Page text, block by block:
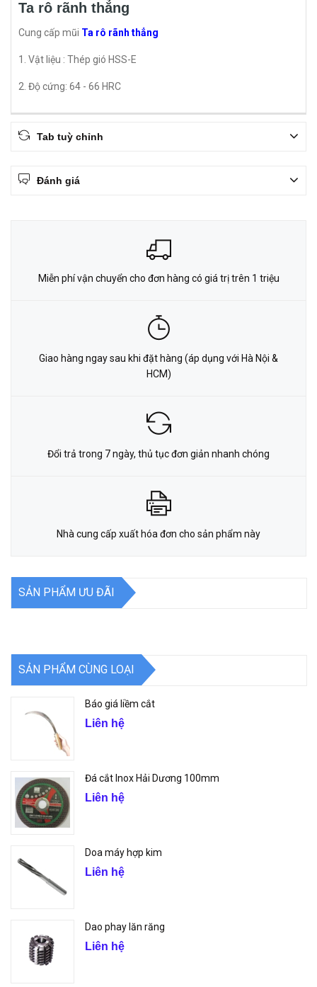
Ta rô rãnh thẳng
Cung cấp mũi Ta rô rãnh thẳng
1. Vật liệu : Thép gió HSS-E
2. Độ cứng: 64 - 66 HRC
Tab tuỳ chỉnh
Đánh giá
Miễn phí vận chuyển cho đơn hàng có giá trị trên 1 triệu
Giao hàng ngay sau khi đặt hàng (áp dụng với Hà Nội &
HCM)
Đổi trả trong 7 ngày, thủ tục đơn giản nhanh chóng
Nhà cung cấp xuất hóa đơn cho sản phẩm này
SẢN PHẨM ƯU ĐÃI
SẢN PHẨM CÙNG LOẠI
Báo giá liềm cắt
Liên hệ
Đá cắt Inox Hải Dương 100mm
Liên hệ
Doa máy hợp kim
Liên hệ
Dao phay lăn răng
Liên hệ